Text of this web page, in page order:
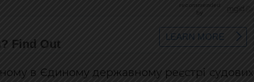
в Єдиному державному реєстрі судових